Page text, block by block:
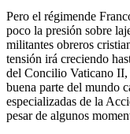
Pero el régimende
poco la presión sobre
militantes obreros
tensión irá creciendo
del Concilio Vaticano II,
buena parte del mundo
especializadas de la
pesar de algunos